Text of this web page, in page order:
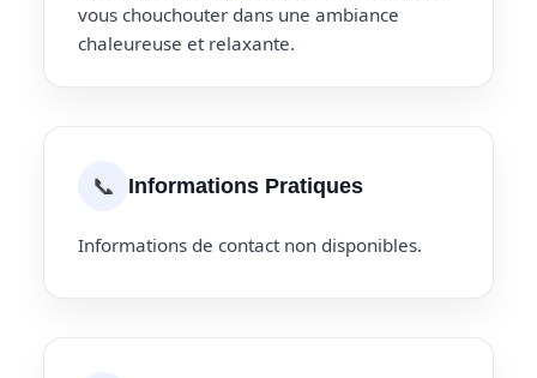
vous chouchouter dans une ambiance
chaleureuse et relaxante.
📞 Informations Pratiques
Informations de contact non disponibles.